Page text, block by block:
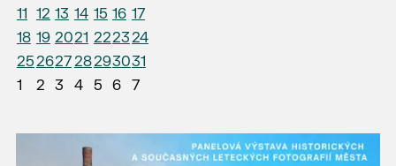
11 12 13 14 15 16 17
18 19 2021 222324
25262728293031
1
2 3 4 5 6 7